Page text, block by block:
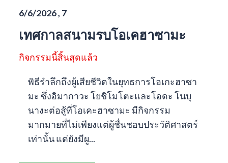
6/6/2026 , 7
เทศกาลสนามรบโอเคฮาซามะ
กิจกรรมนี้สิ้นสุดแล้ว
พิธีรำลึกถึงผู้เสียชีวิตในยุทธการโอเกะฮาซา
มะ ซึ่งอิมากาวะ โยชิโมโตะและโอดะ โนบุ
นางะต่อสู้ที่โอเคะฮาซามะ มีกิจกรรม
มากมายที่ไม่เพียงแต่ผู้ชื่นชอบประวัติศาสตร์
เท่านั้น แต่ยังมีผู...